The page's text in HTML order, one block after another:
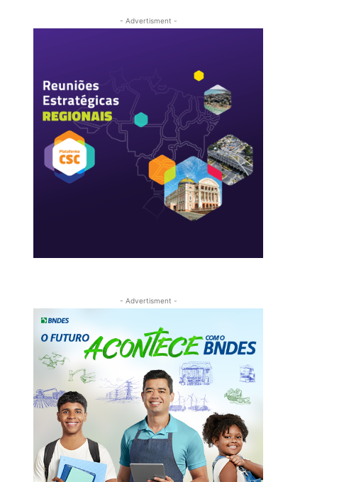
- Advertisment -
- Advertisment -